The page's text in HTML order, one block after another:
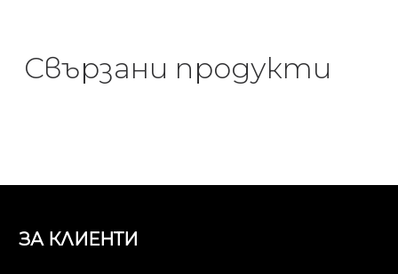
Свързани продукти
ЗА КЛИЕНТИ